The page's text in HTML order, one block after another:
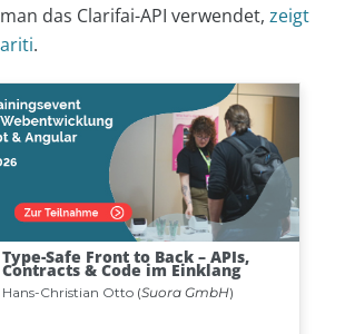
das Clarifai-API verwendet, zeigt
.